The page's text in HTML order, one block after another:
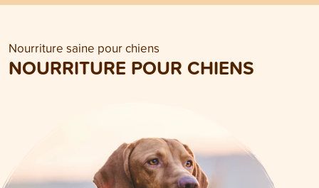
Nourriture saine pour chiens
NOURRITURE POUR CHIENS